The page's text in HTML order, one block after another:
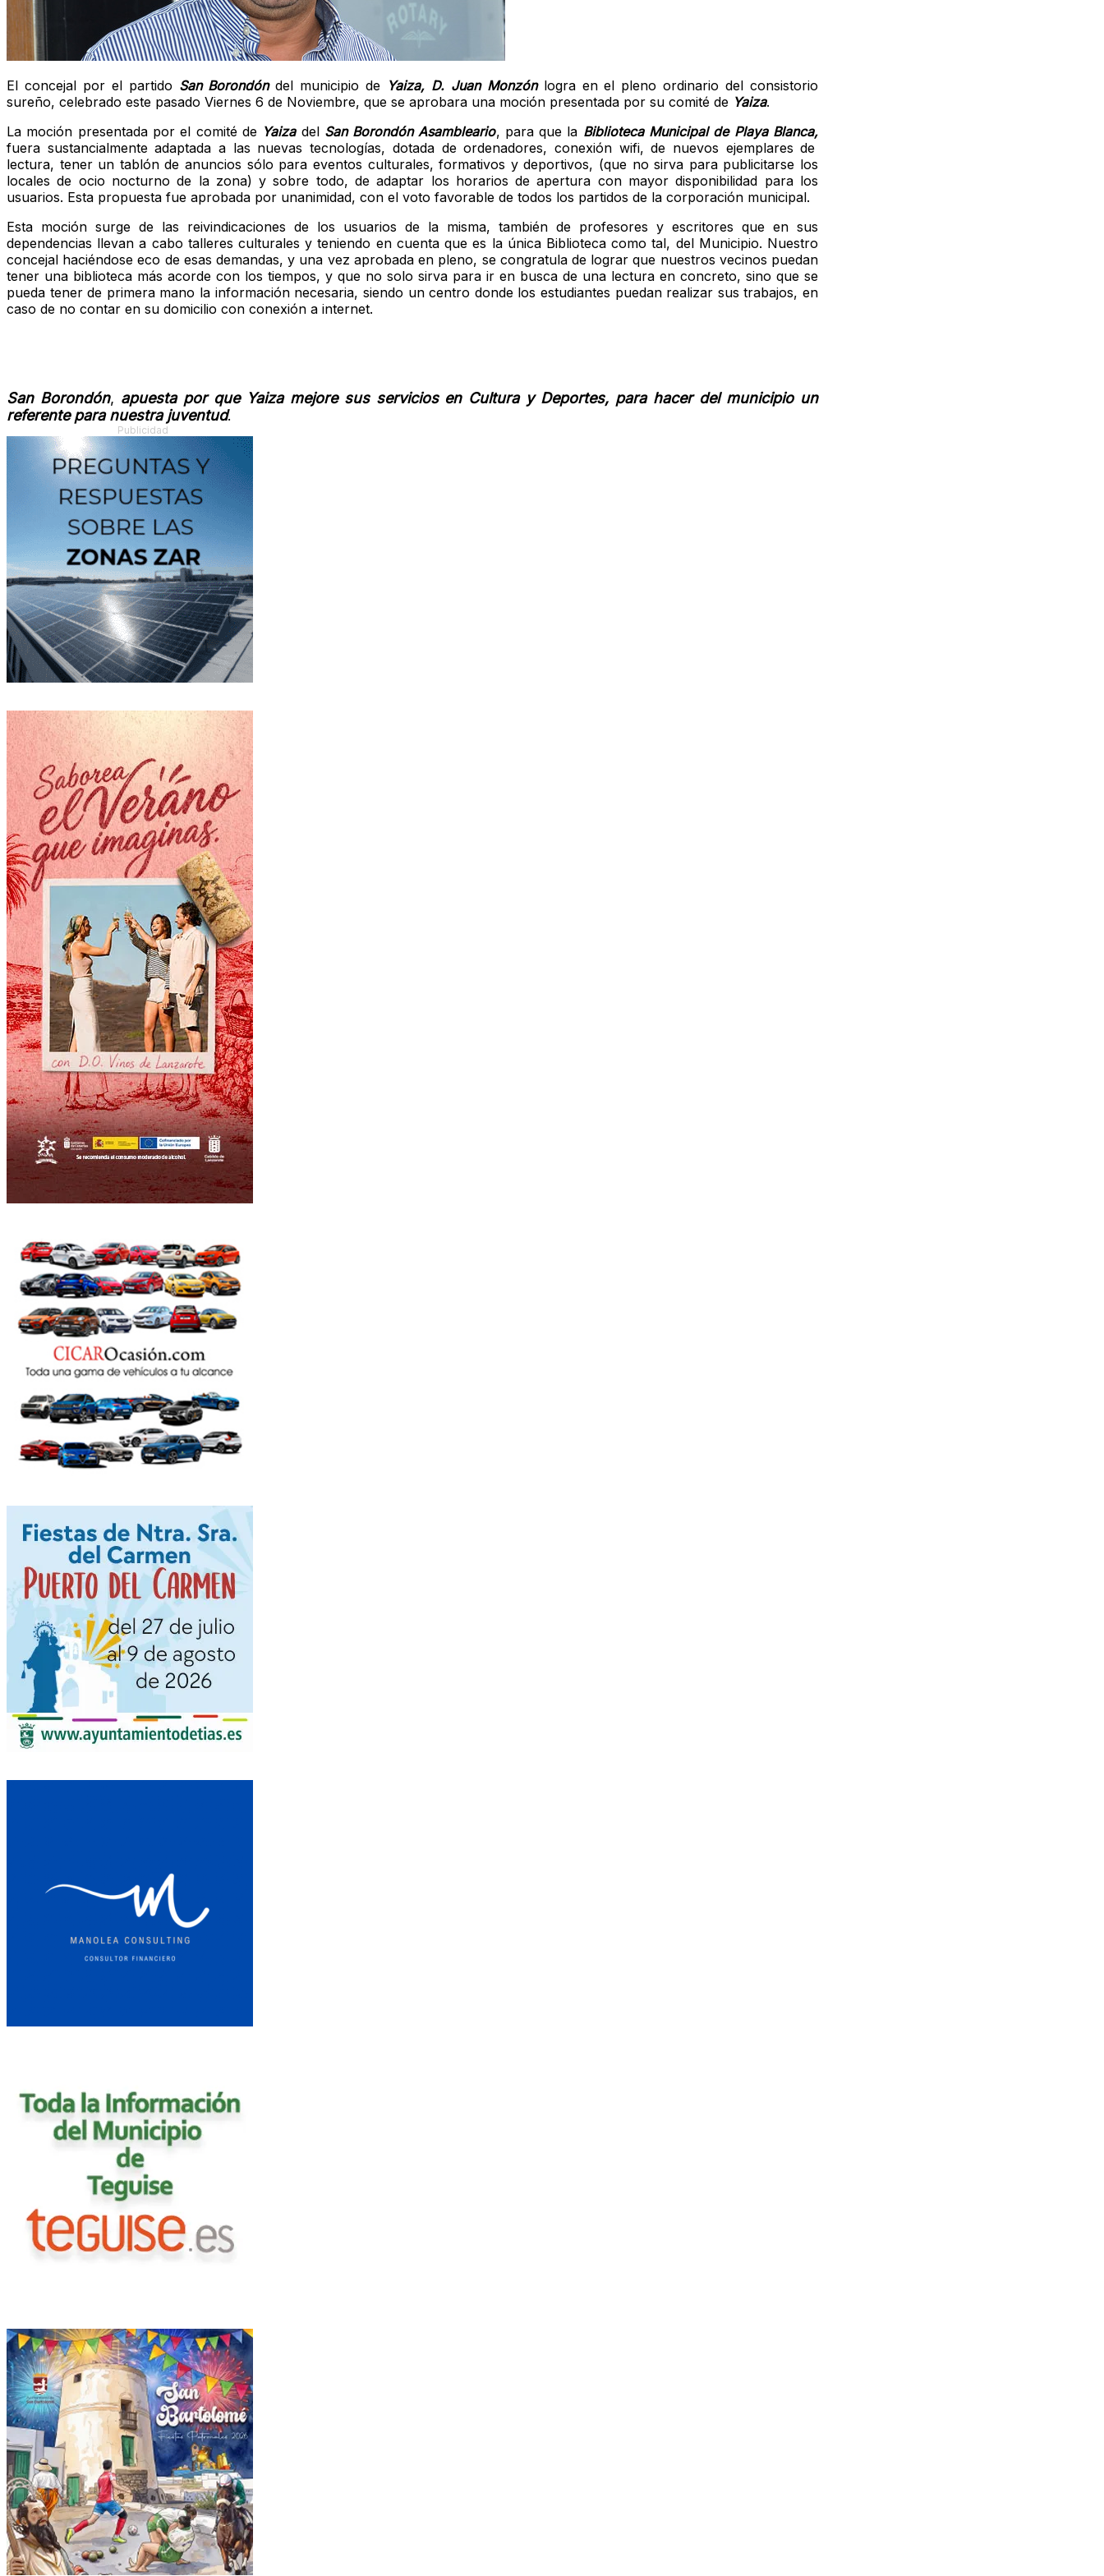
El concejal por el partido San Borondóndel municipio de Yaiza, D. Juan Monzónlogra en el pleno ordinario del consistorio
sureño, celebrado este pasado Viernes 6 de Noviembre, que se aprobara una moción presentada por su comité de Yaiza.
La moción presentada por el comité de Yaizadel San Borondón Asambleario, para que la Biblioteca Municipal de Playa Blanca,
fuera sustancialmente adaptada a las nuevas tecnologías, dotada de ordenadores, conexión wifi, de nuevos ejemplares de
lectura, tener un tablón de anuncios sólo para eventos culturales, formativos y deportivos, (que no sirva para publicitarse los
locales de ocio nocturno de la zona) y sobre todo, de adaptar los horarios de apertura con mayor disponibilidad para los
usuarios. Esta propuesta fue aprobada por unanimidad, con el voto favorable de todos los partidos de la corporación municipal.
Esta moción surge de las reivindicaciones de los usuarios de la misma, también de profesores y escritores que en sus
dependencias llevan a cabo talleres culturales y teniendo en cuenta que es la única Biblioteca como tal, del Municipio. Nuestro
concejal haciéndose eco de esas demandas, y una vez aprobada en pleno, se congratula de lograr que nuestros vecinos puedan
tener una biblioteca más acorde con los tiempos, y que no solo sirva para ir en busca de una lectura en concreto, sino que se
pueda tener de primera mano la información necesaria, siendo un centro donde los estudiantes puedan realizar sus trabajos, en
caso de no contar en su domicilio con conexión a internet.
San Borondón, apuesta por que Yaiza mejore sus servicios en Cultura y Deportes, para hacer del municipio un
referente para nuestra juventud.
Publicidad